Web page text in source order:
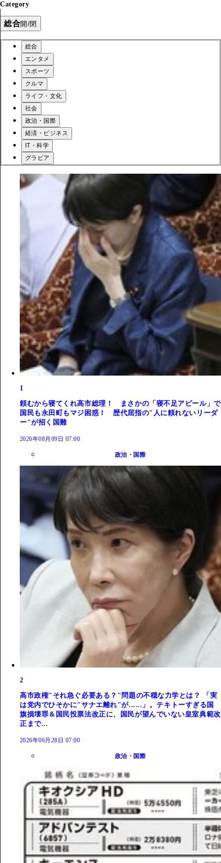
Category
総合開/閉
総合
エンタメ
スポーツ
クルマ
ライフ・文化
社会
政治・国際
経済・ビジネス
IT・科学
グラビア
1
頼むから寝てくれ高市総理！ まさかの「寝不足アピール」で
国民も永田町もマジ困惑！ 歴代屈指の"人に頼れないリーダ
ー"が招く国難
2026年08月09日 07:00
政治・国際
2
高市政権"それ急ぐ必要ある？"問題の不穏な力学とは？ 「実
は党内でひそかに"サナエ離れ"が......」。テキトーすぎる国
旗損壊罪＆国民投票法改正に、国民が望んでいない皇室典範改
正まで...
2026年06月28日 07:00
政治・国際